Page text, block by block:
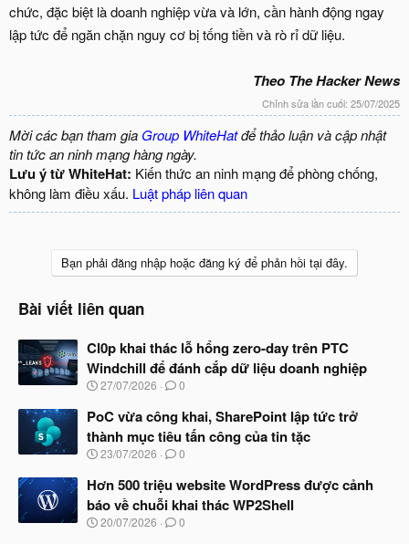
chức, đặc biệt là doanh nghiệp vừa và lớn, cần hành động ngay
lập tức để ngăn chặn nguy cơ bị tống tiền và rò rỉ dữ liệu.
Theo The Hacker News
Chỉnh sửa lần cuối: 25/07/2025
Mời các bạn tham gia Group WhiteHatđể thảo luận và cập nhật
tin tức an ninh mạng hàng ngày.
Lưu ý từ WhiteHat: Kiến thức an ninh mạng để phòng chống,
không làm điều xấu. Luật pháp liên quan
Bạn phải đăng nhập hoặc đăng ký để phản hồi tại đây.
Bài viết liên quan
Cl0p khai thác lỗ hổng zero-day trên PTC
Windchill để đánh cắp dữ liệu doanh nghiệp
N
à
b
ắ
đ
ầ
u
27/07/2026 0
PoC vừa công khai, SharePoint lập tức trở
thành mục tiêu tấn công của tin tặc
N
à
b
ắ
23/07/2026 0
Hơn 500 triệu website WordPress được cảnh
báo về chuỗi khai thác WP2Shell
N
20/07/2026 0